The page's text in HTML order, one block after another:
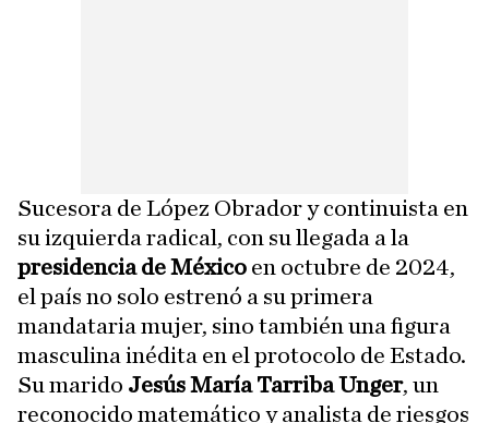
Sucesora de López Obrador y continuista en
su izquierda radical, con su llegada a la
presidencia deMéxico en octubre de 2024,
el país no solo estrenó a su primera
mandataria mujer, sino también una figura
masculina inédita en el protocolo de Estado.
Su marido Jesús María Tarriba Unger, un
reconocido matemático y analista de riesgos